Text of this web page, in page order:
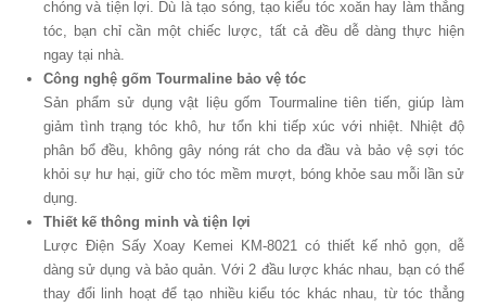
chóng và tiện lợi. Dù là tạo sóng, tạo kiểu tóc xoăn hay làm thẳng
tóc, bạn chỉ cần một chiếc lược, tất cả đều dễ dàng thực hiện
ngay tại nhà.
Công nghệ gốm Tourmaline bảo vệ tóc
Sản phẩm sử dụng vật liệu gốm Tourmaline tiên tiến, giúp làm
giảm tình trạng tóc khô, hư tổn khi tiếp xúc với nhiệt. Nhiệt độ
phân bổ đều, không gây nóng rát cho da đầu và bảo vệ sợi tóc
khỏi sự hư hại, giữ cho tóc mềm mượt, bóng khỏe sau mỗi lần sử
dụng.
Thiết kế thông minh và tiện lợi
Lược Điện Sấy Xoay Kemei KM-8021 có thiết kế nhỏ gọn, dễ
dàng sử dụng và bảo quản. Với 2 đầu lược khác nhau, bạn có thể
thay đổi linh hoạt để tạo nhiều kiểu tóc khác nhau, từ tóc thẳng